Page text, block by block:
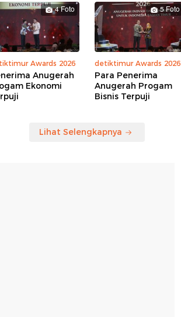
4 Foto
Awards 2026
Anugerah
Ekonomi
5 Foto
detiktimur Awards 2026
Para Penerima
Anugerah Progam
Bisnis Terpuji
Lihat Selengkapnya